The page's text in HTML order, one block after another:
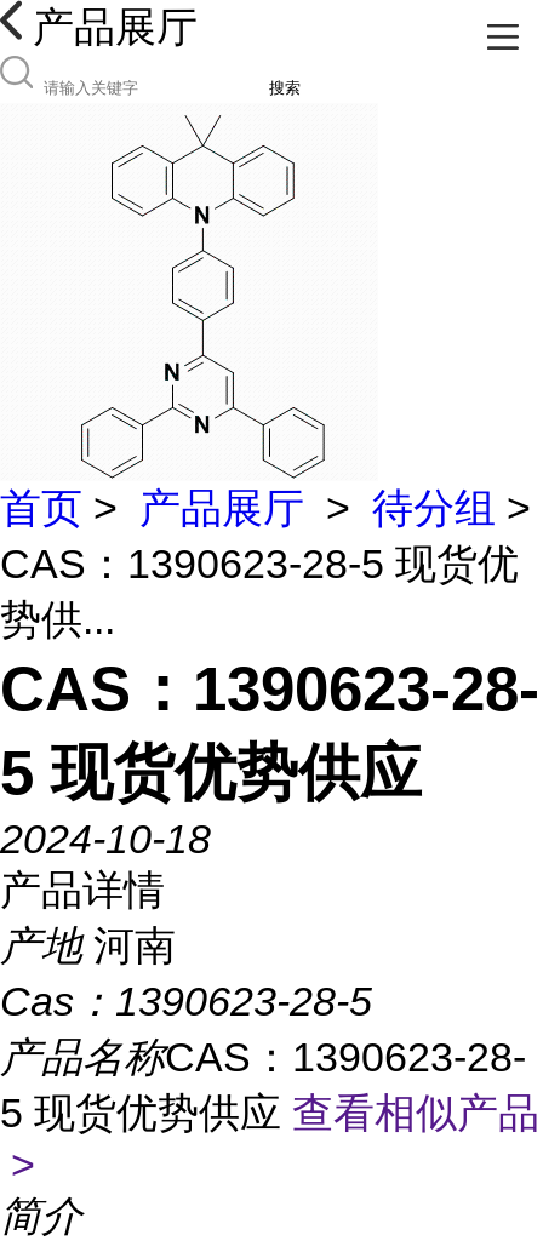
产品展厅
搜索
首页 > 产品展厅 > 待分组 >
CAS：1390623-28-5 现货优
势供...
CAS：1390623-28-
5 现货优势供应
2024-10-18
产品详情
产地 河南
Cas： 1390623-28-5
产品名称CAS：1390623-28-
5 现货优势供应 查看相似产品
>
简介